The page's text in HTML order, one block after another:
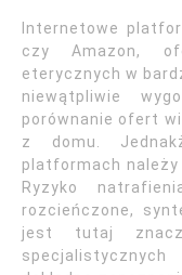
Internetowe
czy Amazon,
eterycznych w
niewątpliwie
porównanie ofert
z domu.
platformach
Ryzyko
rozcieńczone,
jest tutaj